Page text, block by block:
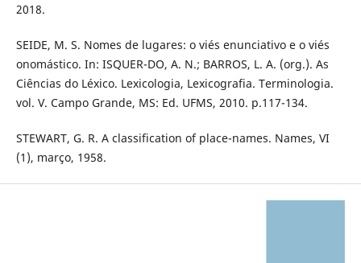
2018.
SEIDE, M. S. Nomes de lugares: o viés enunciativo e o viés
onomástico. In: ISQUER-DO, A. N.; BARROS, L. A. (org.). As
Ciências do Léxico. Lexicologia, Lexicografia. Terminologia.
vol. V. Campo Grande, MS: Ed. UFMS, 2010. p.117-134.
STEWART, G. R. A classification of place-names. Names, VI
(1), março, 1958.